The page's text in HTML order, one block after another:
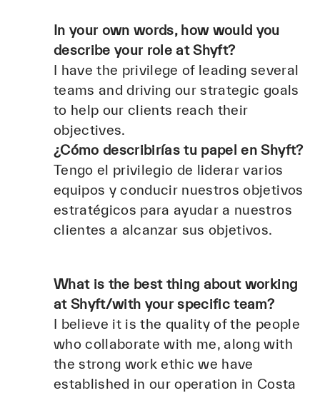
In your own words, how would you
describe your role at Shyft?
I have the privilege of leading several
teams and driving our strategic goals
to help our clients reach their
objectives.
¿Cómo describirías tu papel en Shyft?
Tengo el privilegio de liderar varios
equipos y conducir nuestros objetivos
estratégicos para ayudar a nuestros
clientes a alcanzar sus objetivos.
What is the best thing about working
at Shyft/with your specific team?
I believe it is the quality of the people
who collaborate with me, along with
the strong work ethic we have
established in our operation in Costa